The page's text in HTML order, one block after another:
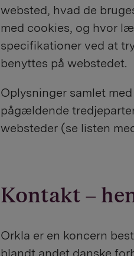
websted, hvad de
med cookies, og hvor
specifikationer ved at
benyttes på webstedet.
Oplysninger samlet
pågældende
websteder (se listen
Kontakt –
Orkla er en koncern
blandt andet danske